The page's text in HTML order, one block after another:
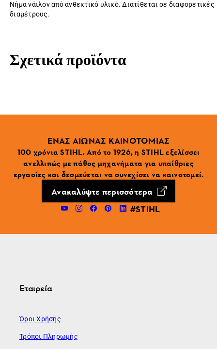
Νήμα νάιλον από ανθεκτικό υλικό. Διατίθεται σε διαφορετικές
διαμέτρους.
Σχετικά προϊόντα
ΕΝΑΣ ΑΙΩΝΑΣ ΚΑΙΝΟΤΟΜΙΑΣ
100 χρόνια STIHL. Από το 1926, η STIHL εξελίσσει
ανελλιπώς με πάθος μηχανήματα για υπαίθριες
εργασίες και δεσμεύεται να συνεχίσει να καινοτομεί.
Ανακαλύψτε περισσότερα
#STIHL
Εταιρεία
Όροι Χρήσης
Τρόποι Πληρωμής